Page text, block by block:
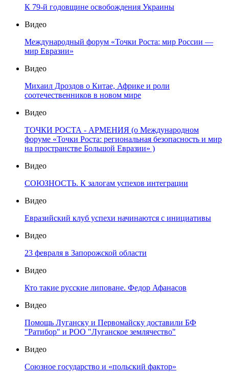
К 79-й годовщине освобождения Украины
Видео
Международный форум «Точки Роста: мир России —
мир Евразии»
Видео
Михаил Дроздов о Китае, Африке и роли
соотечественников в новом мире
Видео
ТОЧКИ РОСТА - АРМЕНИЯ (о Международном
форуме «Точки Роста: региональная безопасность и мир
на пространстве Большой Евразии» )
Видео
СОЮЗНОСТЬ. К залогам успехов интеграции
Видео
Евразийский клуб успехи начинаются с инициативы
Видео
23 февраля в Запорожской области
Видео
Кто такие русские липоване. Федор Афанасов
Видео
Помощь Луганску и Первомайску доставили БФ
"Ратибор" и РОО "Луганское землячество"
Видео
Союзное государство и «польский фактор»